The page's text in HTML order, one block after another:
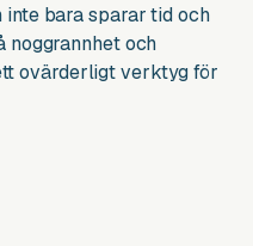
inte bara sparar tid och
noggrannhet och
ovärderligt verktyg för